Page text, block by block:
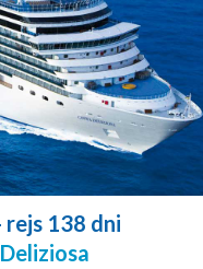
rejs 138 dni